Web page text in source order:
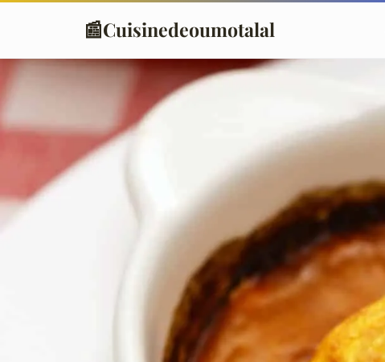
📰Cuisinedeoumotalal